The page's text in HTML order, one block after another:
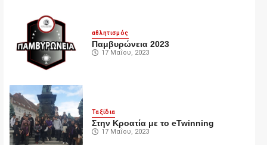
αθλητισμός
Παμβυρώνεια 2023
17 Μαΐου, 2023
Ταξίδια
Στην Κροατία με το eTwinning
17 Μαΐου, 2023